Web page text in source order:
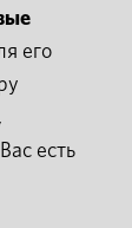
его
есть